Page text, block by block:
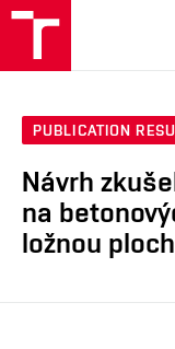
PUBLICATION
Návrh
na
ložnou